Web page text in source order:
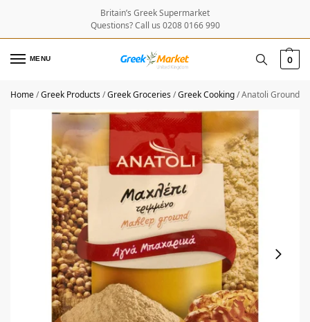
Britain’s Greek Supermarket
Questions? Call us 0208 0166 990
MENU 0
Home/Greek Products/Greek Groceries/Greek Cooking/Anatoli Ground